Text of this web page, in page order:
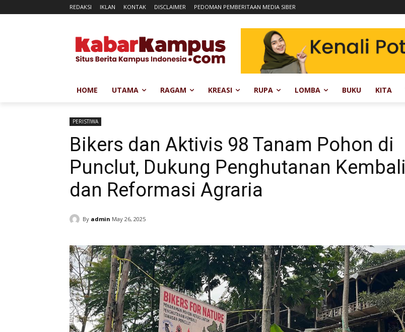
REDAKSI IKLAN KONTAK DISCLAIMER PEDOMAN PEMBERITAAN MEDIA SIBER
HOME UTAMA RAGAM KREASI RUPA LOMBA BUKU KITA
PERISTIWA
Bikers dan Aktivis 98 Tanam Pohon di
Punclut, Dukung Penghutanan Kembali
dan Reformasi Agraria
By admin May 26, 2025